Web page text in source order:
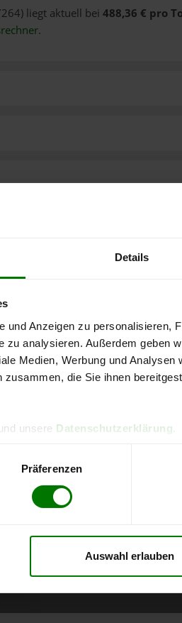
Details
und Anzeigen zu personalisieren,
zu analysieren. Außerdem geben
Medien, Werbung und
die Sie ihnen
unsere Datenschutzerklärung
Präferenzen
Auswahl erlauben
liegt aktuell bei 488,36 € pro
.
kostenlose
online bestellen
Stand